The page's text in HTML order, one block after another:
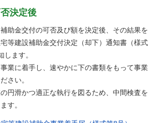
決定後
助金交付の可否及び額を決定後、その結果を
宅等建設補助金交付決定（却下）通知書（様式
ます。
業に着手し、速やかに下の書類をもって事業
さい。
円滑かつ適正な執行を図るため、中間検査を
す。